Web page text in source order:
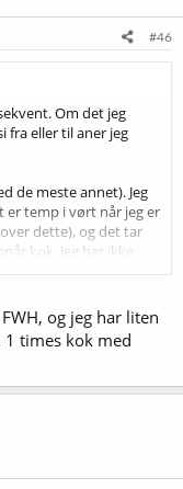
#46
Om det jeg
fra eller til aner jeg
de meste annet). Jeg
er temp i vørt når jeg er
dette), og det tar
kok. Jeg har ikke
humle, men jeg
Etter en time kok
og ingen florale
å avta uten at jeg
du f.eks i 2 timer
er kokt bort
min er
og jeg har liten
times kok med